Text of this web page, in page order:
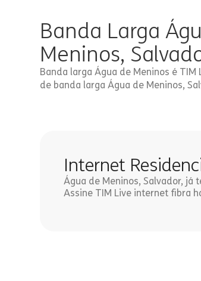
Banda Larga
Meninos,
Banda larga Água de Meninos é
de banda larga Água de Meninos,
Internet
Água de Meninos, Salvador, já
Assine TIM Live internet fibra